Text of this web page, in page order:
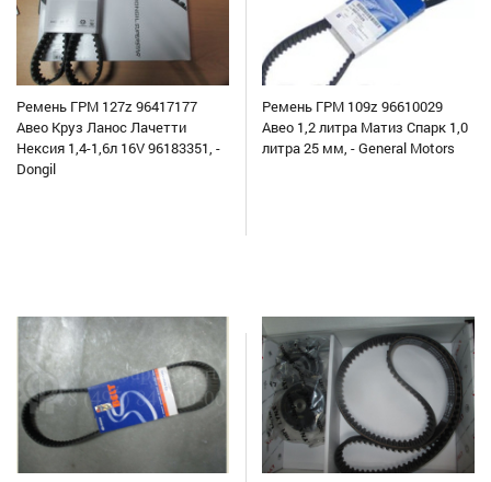
Ремень ГРМ 127z 96417177
Авео Круз Ланос Лачетти
Нексия 1,4-1,6л 16V 96183351, -
Dongil
Ремень ГРМ 109z 96610029
Авео 1,2 литра Матиз Спарк 1,0
литра 25 мм, - General Motors